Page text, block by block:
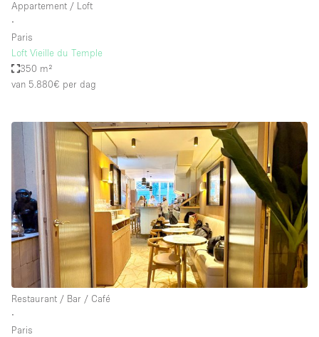
Appartement / Loft
∙
Paris
Loft Vieille du Temple
350 m²
van 5.880€ per dag
Restaurant / Bar / Café
∙
Paris